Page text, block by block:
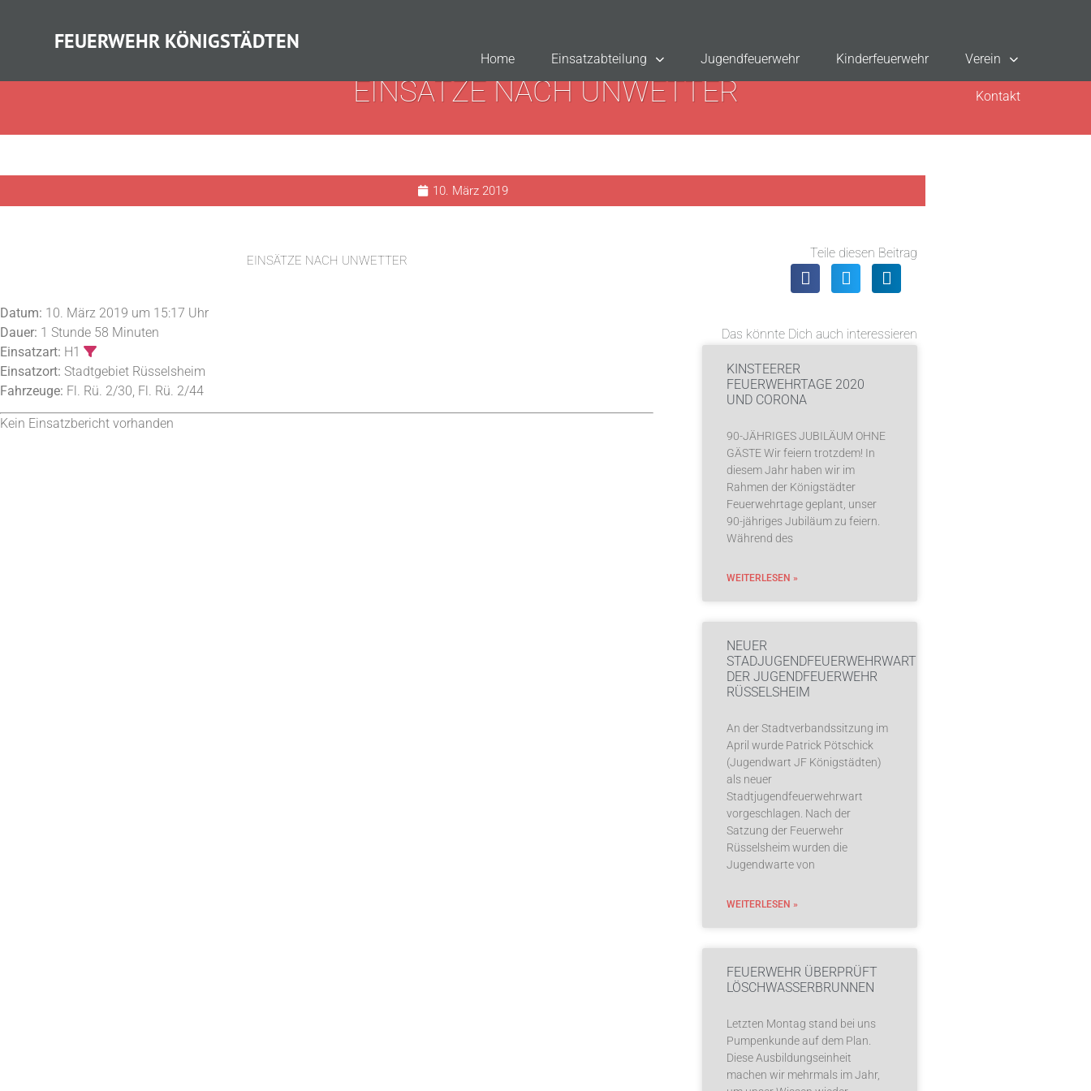
FEUERWEHR KÖNIGSTÄDTEN
Home Einsatzabteilung Jugendfeuerwehr Kinderfeuerwehr Verein
Kontakt
EINSÄTZE NACH UNWETTER
10. März 2019
EINSÄTZE NACH UNWETTER
Datum: 10. März 2019 um 15:17 Uhr
Dauer: 1 Stunde 58 Minuten
Einsatzart: H1
Einsatzort: Stadtgebiet Rüsselsheim
Fahrzeuge: Fl. Rü. 2/30, Fl. Rü. 2/44
Kein Einsatzbericht vorhanden
Teile diesen Beitrag
Das könnte Dich auch interessieren
KINSTEERER
FEUERWEHRTAGE 2020
UND CORONA
90-JÄHRIGES JUBILÄUM OHNE
GÄSTE Wir feiern trotzdem! In
diesem Jahr haben wir im
Rahmen der Königstädter
Feuerwehrtage geplant, unser
90-jähriges Jubiläum zu feiern.
Während des
WEITERLESEN »
NEUER
STADJUGENDFEUERWEHRWART
DER JUGENDFEUERWEHR
RÜSSELSHEIM
An der Stadtverbandssitzung im
April wurde Patrick Pötschick
(Jugendwart JF Königstädten)
als neuer
Stadtjugendfeuerwehrwart
vorgeschlagen. Nach der
Satzung der Feuerwehr
Rüsselsheim wurden die
Jugendwarte von
WEITERLESEN »
FEUERWEHR ÜBERPRÜFT
LÖSCHWASSERBRUNNEN
Letzten Montag stand bei uns
Pumpenkunde auf dem Plan.
Diese Ausbildungseinheit
machen wir mehrmals im Jahr,